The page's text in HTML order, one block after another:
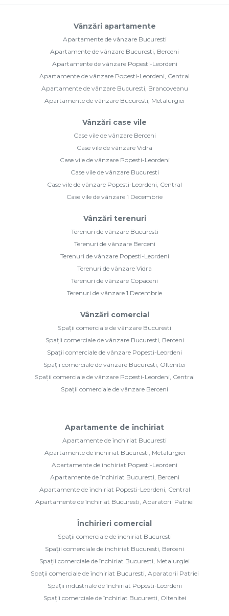
Vânzări apartamente
Apartamente de vânzare Bucuresti
Apartamente de vânzare Bucuresti, Berceni
Apartamente de vânzare Popesti-Leordeni
Apartamente de vânzare Popesti-Leordeni, Central
Apartamente de vânzare Bucuresti, Brancoveanu
Apartamente de vânzare Bucuresti, Metalurgiei
Vânzări case vile
Case vile de vânzare Berceni
Case vile de vânzare Vidra
Case vile de vânzare Popesti-Leordeni
Case vile de vânzare Bucuresti
Case vile de vânzare Popesti-Leordeni, Central
Case vile de vânzare 1 Decembrie
Vânzări terenuri
Terenuri de vânzare Bucuresti
Terenuri de vânzare Berceni
Terenuri de vânzare Popesti-Leordeni
Terenuri de vânzare Vidra
Terenuri de vânzare Copaceni
Terenuri de vânzare 1 Decembrie
Vânzări comercial
Spații comerciale de vânzare Bucuresti
Spații comerciale de vânzare Bucuresti, Berceni
Spații comerciale de vânzare Popesti-Leordeni
Spații comerciale de vânzare Bucuresti, Oltenitei
Spații comerciale de vânzare Popesti-Leordeni, Central
Spații comerciale de vânzare Berceni
Apartamente de închiriat
Apartamente de închiriat Bucuresti
Apartamente de închiriat Bucuresti, Metalurgiei
Apartamente de închiriat Popesti-Leordeni
Apartamente de închiriat Bucuresti, Berceni
Apartamente de închiriat Popesti-Leordeni, Central
Apartamente de închiriat Bucuresti, Aparatorii Patriei
Închirieri comercial
Spații comerciale de închiriat Bucuresti
Spații comerciale de închiriat Bucuresti, Berceni
Spații comerciale de închiriat Bucuresti, Metalurgiei
Spații comerciale de închiriat Bucuresti, Aparatorii Patriei
Spații industriale de închiriat Popesti-Leordeni
Spații comerciale de închiriat Bucuresti, Oltenitei